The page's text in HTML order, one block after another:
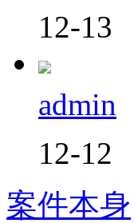
12-13
admin
12-12
案件本身